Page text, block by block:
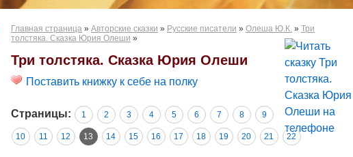
Главная страница » Авторские сказки » Русские писатели » Олеша Ю.К. » Три
толстяка. Сказка Юрия Олеши »
Три толстяка. Сказка Юрия Олеши
Поставить книжку к себе на полку
Страницы: 1 2 3 4 5 6 7 8 9
10 11 12 13 14 15 16 17 18 19 20 21 22